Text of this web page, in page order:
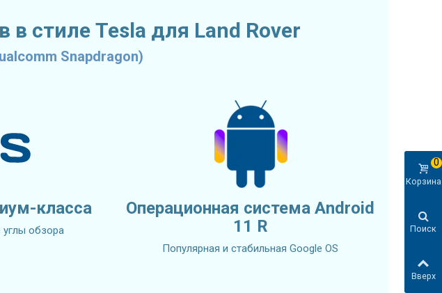
стиле Tesla для Land Rover
Snapdragon)
класса
обзора
Операционная система Android
11 R
Популярная и стабильная Google OS
Корзина
0
Поиск
Вверх